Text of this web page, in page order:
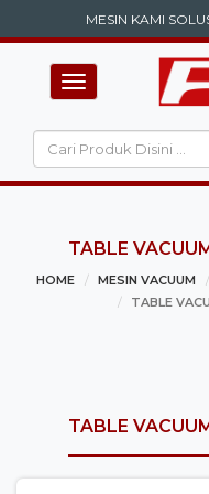
MESIN KAMI
Toggle
TABLE
HOME MESIN VACUUM
TABLE
TABLE